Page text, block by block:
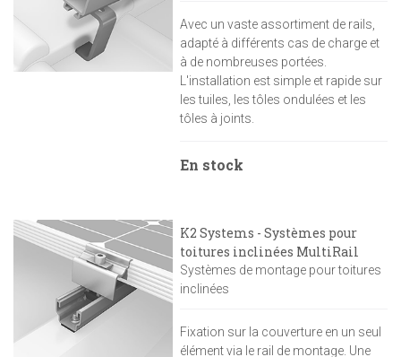
Avec un vaste assortiment de rails,
adapté à différents cas de charge et
à de nombreuses portées.
L'installation est simple et rapide sur
les tuiles, les tôles ondulées et les
tôles à joints.
En stock
K2 Systems - Systèmes pour
toitures inclinées MultiRail
Systèmes de montage pour toitures
inclinées
Fixation sur la couverture en un seul
élément via le rail de montage. Une